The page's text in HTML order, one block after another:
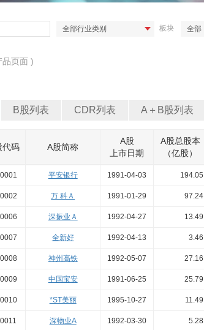
全部行业类别 板块 全部
品页面 )
B股列表 CDR列表 A＋B股列表
代码 A股简称
A股
上市日期
A股总股本
（亿股）
平安银行 1991-04-03 194.05
万 科Ａ 1991-01-29 97.24
深振业Ａ 1992-04-27 13.49
全新好 1992-04-13 3.46
神州高铁 1992-05-07 27.16
中国宝安 1991-06-25 25.79
*ST美丽 1995-10-27 11.49
深物业A 1992-03-30 5.28